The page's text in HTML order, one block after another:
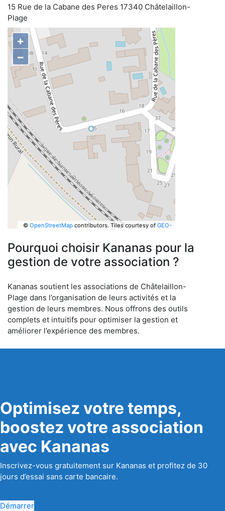
15 Rue de la Cabane des Peres 17340 Châtelaillon-
Plage
+
−
© OpenStreetMapcontributors. Tiles courtesy of GEO-
Pourquoi choisir Kananas pour la
gestion de votre association ?
Kananas soutient les associations de Châtelaillon-
Plage dans l’organisation de leurs activités et la
gestion de leurs membres. Nous offrons des outils
complets et intuitifs pour optimiser la gestion et
améliorer l’expérience des membres.
Optimisez votre temps,
boostez votre association
avec Kananas
Inscrivez-vous gratuitement sur Kananas et profitez de 30
jours d’essai sans carte bancaire.
Démarrer